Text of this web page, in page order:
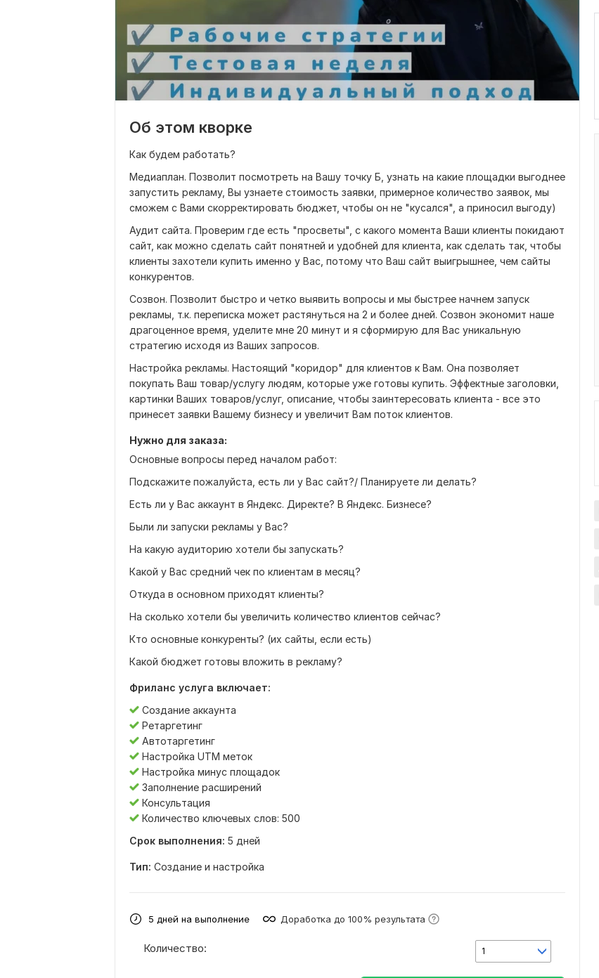
Об этом кворке
Как будем работать?
Медиаплан. Позволит посмотреть на Вашу точку Б, узнать на какие площадки выгоднее
запустить рекламу, Вы узнаете стоимость заявки, примерное количество заявок, мы
сможем с Вами скорректировать бюджет, чтобы он не "кусался", а приносил выгоду)
Аудит сайта. Проверим где есть "просветы", с какого момента Ваши клиенты покидают
сайт, как можно сделать сайт понятней и удобней для клиента, как сделать так, чтобы
клиенты захотели купить именно у Вас, потому что Ваш сайт выигрышнее, чем сайты
конкурентов.
Созвон. Позволит быстро и четко выявить вопросы и мы быстрее начнем запуск
рекламы, т.к. переписка может растянуться на 2 и более дней. Созвон экономит наше
драгоценное время, уделите мне 20 минут и я сформирую для Вас уникальную
стратегию исходя из Ваших запросов.
Настройка рекламы. Настоящий "коридор" для клиентов к Вам. Она позволяет
покупать Ваш товар/услугу людям, которые уже готовы купить. Эффектные заголовки,
картинки Ваших товаров/услуг, описание, чтобы заинтересовать клиента - все это
принесет заявки Вашему бизнесу и увеличит Вам поток клиентов.
Нужно для заказа:
Основные вопросы перед началом работ:
Подскажите пожалуйста, есть ли у Вас сайт?/ Планируете ли делать?
Есть ли у Вас аккаунт в Яндекс. Директе? В Яндекс. Бизнесе?
Были ли запуски рекламы у Вас?
На какую аудиторию хотели бы запускать?
Какой у Вас средний чек по клиентам в месяц?
Откуда в основном приходят клиенты?
На сколько хотели бы увеличить количество клиентов сейчас?
Кто основные конкуренты? (их сайты, если есть)
Какой бюджет готовы вложить в рекламу?
Фриланс услуга включает:
Создание аккаунта
Ретаргетинг
Автотаргетинг
Настройка UTM меток
Настройка минус площадок
Заполнение расширений
Консультация
Количество ключевых слов: 500
Срок выполнения: 5 дней
Тип: Создание и настройка
5 дней на выполнение Доработка до 100% результата
1
Количество: